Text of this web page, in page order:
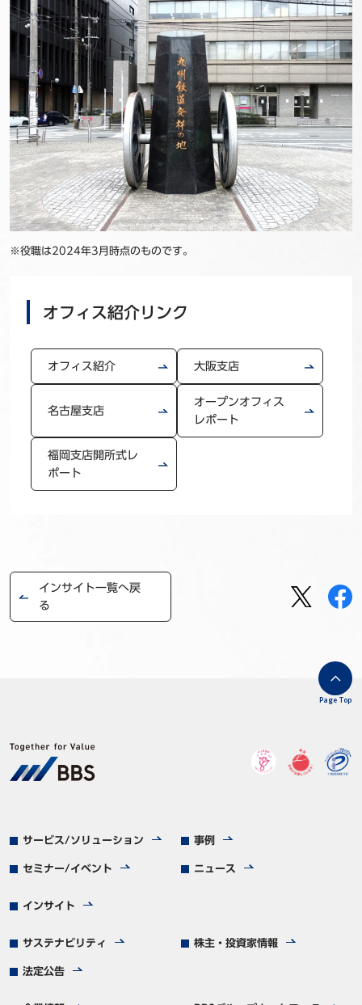
※役職は2024年3月時点のものです。
オフィス紹介リンク
オフィス紹介 大阪支店
名古屋支店
オープンオフィス
レポート
福岡支店開所式レ
ポート
インサイト一覧へ戻
る
サービス/ソリューション 事例
セミナー/イベント ニュース
インサイト
サステナビリティ 株主・投資家情報
法定公告
Page Top